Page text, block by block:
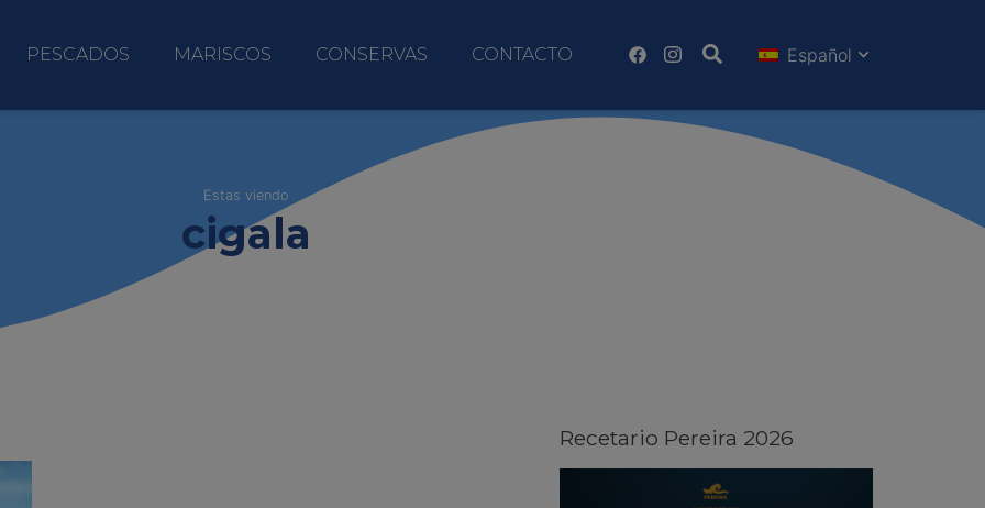
PESCADOS MARISCOS CONSERVAS CONTACTO Español
Estas viendo
cigala
Recetario Pereira 2026